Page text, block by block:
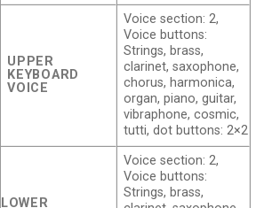
UPPER
KEYBOARD
VOICE
Voice section: 2,
Voice buttons:
Strings, brass,
clarinet, saxophone,
chorus, harmonica,
organ, piano, guitar,
vibraphone, cosmic,
tutti, dot buttons: 2×2
LOWER
Voice section: 2,
Voice buttons:
Strings, brass,